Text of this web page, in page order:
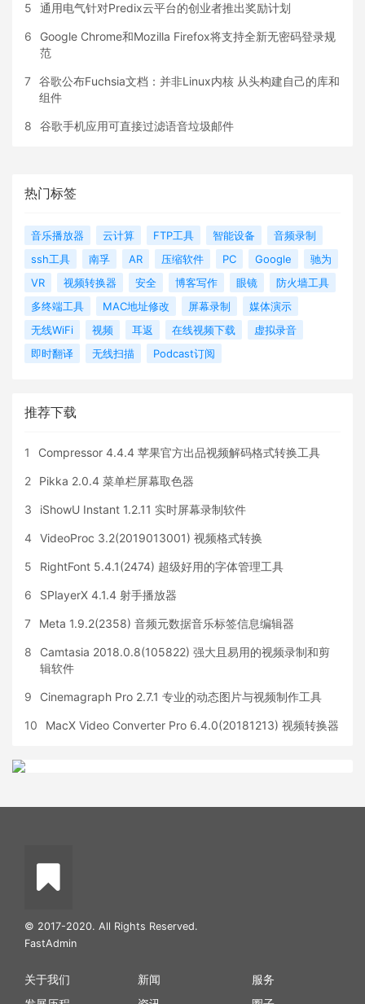
5 通用电气针对Predix云平台的创业者推出奖励计划
6
Google Chrome和Mozilla Firefox将支持全新无密码登录规
范
7 谷歌公布Fuchsia文档：并非Linux内核 从头构建自己的库和
组件
8 谷歌手机应用可直接过滤语音垃圾邮件
热门标签
音乐播放器 云计算 FTP工具 智能设备
音频录制
ssh工具
南孚 AR 压缩软件 PC Google
驰为
VR
视频转换器 安全 博客写作 眼镜
防火墙工具
多终端工具
MAC地址修改 屏幕录制
媒体演示
无线WiFi
视频 耳返 在线视频下载
虚拟录音
即时翻译
无线扫描 Podcast订阅
推荐下载
1 Compressor 4.4.4 苹果官方出品视频解码格式转换工具
2 Pikka 2.0.4 菜单栏屏幕取色器
3 iShowU Instant 1.2.11 实时屏幕录制软件
4 VideoProc 3.2(2019013001) 视频格式转换
5 RightFont 5.4.1(2474) 超级好用的字体管理工具
6 SPlayerX 4.1.4 射手播放器
7 Meta 1.9.2(2358) 音频元数据音乐标签信息编辑器
8
Camtasia 2018.0.8(105822) 强大且易用的视频录制和剪
辑软件
9 Cinemagraph Pro 2.7.1 专业的动态图片与视频制作工具
10 MacX Video Converter Pro 6.4.0(20181213) 视频转换器
© 2017-2020. All Rights Reserved.
FastAdmin
关于我们
新闻
服务